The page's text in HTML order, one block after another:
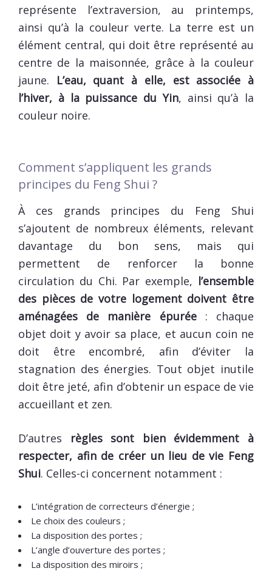
représente l’extraversion, au printemps,
ainsi qu’à la couleur verte. La terre est un
élément central, qui doit être représenté au
centre de la maisonnée, grâce à la couleur
jaune. L’eau, quant à elle, est associée à
l’hiver, à la puissance du Yin, ainsi qu’à la
couleur noire.
Comment s’appliquent les grands
principes du Feng Shui ?
À ces grands principes du Feng Shui
s’ajoutent de nombreux éléments, relevant
davantage du bon sens, mais qui
permettent de renforcer la bonne
circulation du Chi. Par exemple, l’ensemble
des pièces de votre logement doivent être
aménagées de manière épurée: chaque
objet doit y avoir sa place, et aucun coin ne
doit être encombré, afin d’éviter la
stagnation des énergies. Tout objet inutile
doit être jeté, afin d’obtenir un espace de vie
accueillant et zen.
D’autres règles sont bien évidemment à
respecter, afin de créer un lieu de vie Feng
Shui. Celles-ci concernent notamment :
L’intégration de correcteurs d’énergie ;
Le choix des couleurs ;
La disposition des portes ;
L’angle d’ouverture des portes ;
La disposition des miroirs ;